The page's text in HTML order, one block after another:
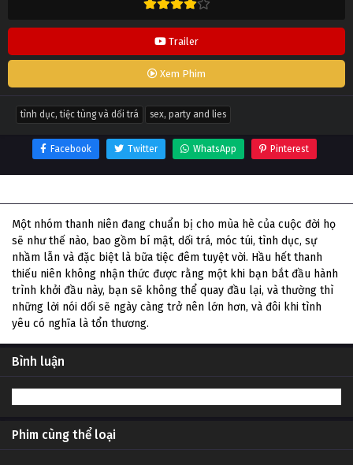
Trailer
Xem Phim
tình dục, tiệc tùng và dối trá sex, party and lies
Facebook Twitter WhatsApp Pinterest
Một nhóm thanh niên đang chuẩn bị cho mùa hè của cuộc đời họ
sẽ như thế nào, bao gồm bí mật, dối trá, móc túi, tình dục, sự
nhầm lẫn và đặc biệt là bữa tiệc đêm tuyệt vời. Hầu hết thanh
thiếu niên không nhận thức được rằng một khi bạn bắt đầu hành
trình khởi đầu này, bạn sẽ không thể quay đầu lại, và thường thì
những lời nói dối sẽ ngày càng trở nên lớn hơn, và đôi khi tình
yêu có nghĩa là tổn thương.
Bình luận
Phim cùng thể loại